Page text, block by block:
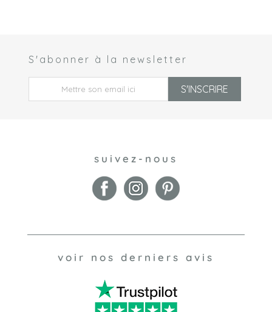
S'abonner à la newsletter
S'INSCRIRE
suivez-nous
voir nos derniers avis